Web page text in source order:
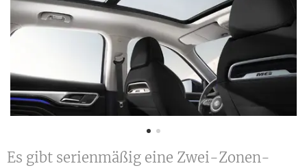
Es gibt serienmäßig eine Zwei-Zonen-